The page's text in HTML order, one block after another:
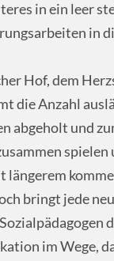
in ein leer
in
Hof, dem
die Anzahl
abgeholt und
längerem
bringt jede
im Wege,